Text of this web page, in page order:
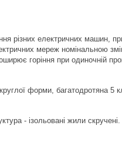
різних електричних машин,
мереж номінальною
горіння при одиночній
форми, багатодротяна 5
- ізольовані жили скручені.